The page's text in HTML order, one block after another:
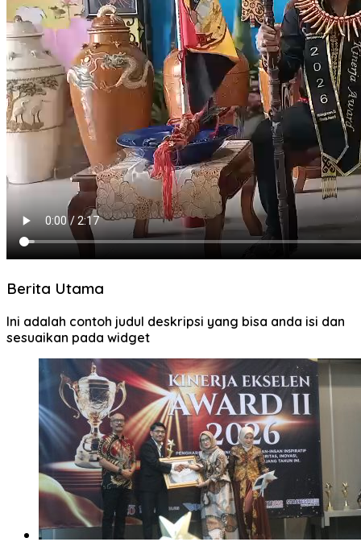
Berita Utama
Ini adalah contoh judul deskripsi yang bisa anda isi dan
sesuaikan pada widget